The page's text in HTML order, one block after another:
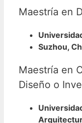
Maestría en
Suzhou,
Maestría en
Diseño o